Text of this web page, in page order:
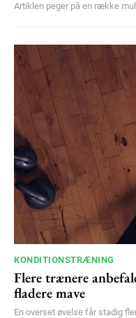
Artiklen peger på en række
KONDITIONSTRÆNING
Flere trænere
fladere mave
En overset øvelse får stadig